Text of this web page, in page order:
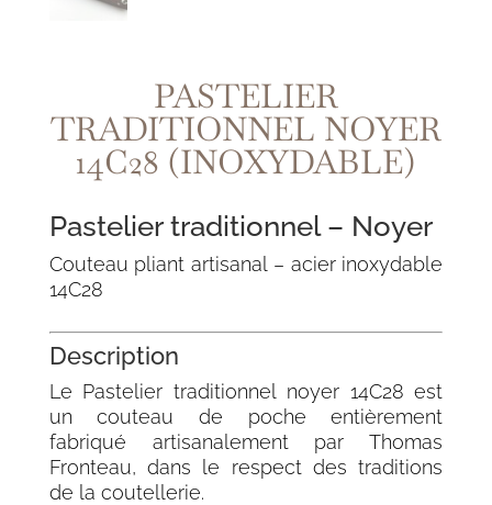
PASTELIER
TRADITIONNEL NOYER
14C28 (INOXYDABLE)
Pastelier traditionnel – Noyer
Couteau pliant artisanal – acier inoxydable
14C28
Description
Le Pastelier traditionnel noyer 14C28 est
un couteau de poche entièrement
fabriqué artisanalement par Thomas
Fronteau, dans le respect des traditions
de la coutellerie.